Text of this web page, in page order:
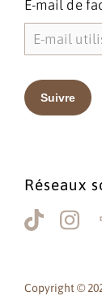
E-mail de
Suivre
Réseaux
Copyright ©